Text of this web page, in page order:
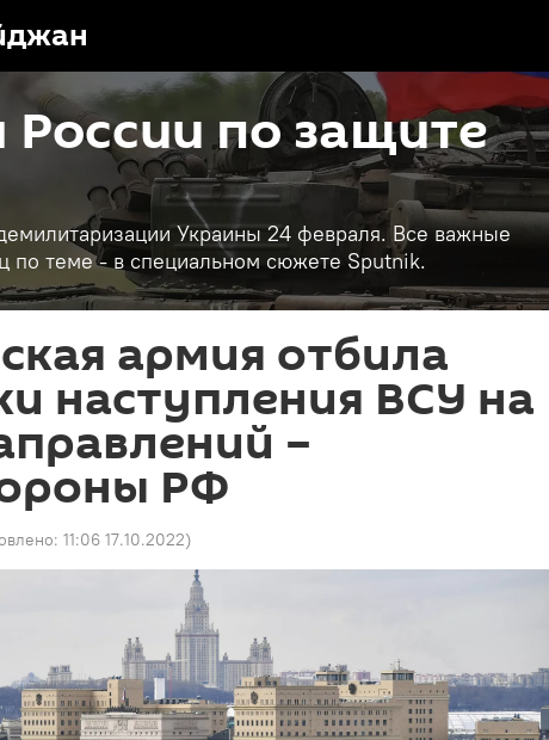
по защите
Украины 24 февраля. Все важные
по теме - в специальном сюжете Sputnik.
армия отбила
наступления ВСУ на
–
РФ
11:06 17.10.2022)